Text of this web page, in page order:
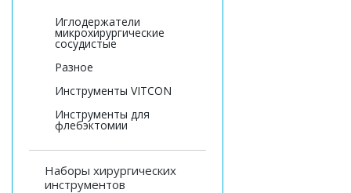
Иглодержатели
микрохирургические
сосудистые
Разное
Инструменты VITCON
Инструменты для
флебэктомии
Наборы хирургических
инструментов